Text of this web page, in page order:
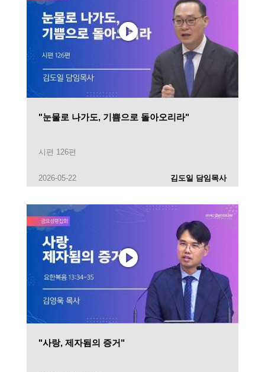
"눈물로 나가도, 기쁨으로 돌아오리라"
시편 126편
2026-05-22 김도일 담임목사
"사랑, 제자됨의 증거"